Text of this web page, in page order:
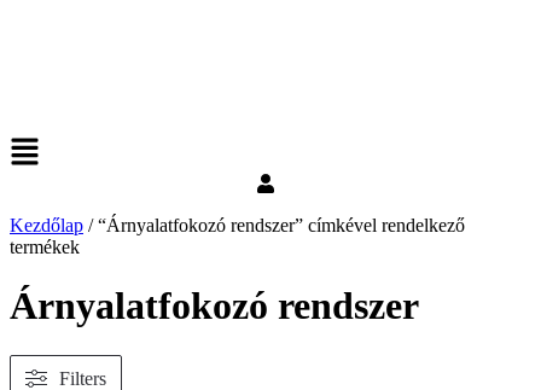
Kezdőlap / “Árnyalatfokozó rendszer” címkével rendelkező
termékek
Árnyalatfokozó rendszer
Filters